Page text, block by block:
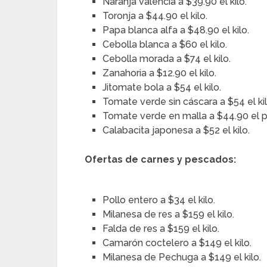
Toronja a $44.90 el kilo.
Papa blanca alfa a $48.90 el kilo.
Cebolla blanca a $60 el kilo.
Cebolla morada a $74 el kilo.
Zanahoria a $12.90 el kilo.
Jitomate bola a $54 el kilo.
Tomate verde sin cáscara a $54 el
Tomate verde en malla a $44.90 el
Calabacita japonesa a $52 el kilo.
Ofertas de carnes y pescados:
Pollo entero a $34 el kilo.
Milanesa de res a $159 el kilo.
Falda de res a $159 el kilo.
Camarón coctelero a $149 el kilo.
Milanesa de Pechuga a $149 el kilo.